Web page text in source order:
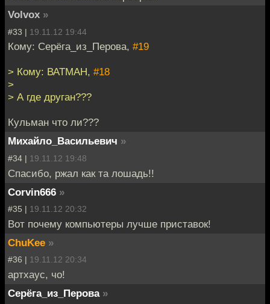
Volvox »
#33 | 19.11.12 19:44
Кому: Серёга_из_Перова, #19
> Кому: ВАТМАН, #18
>
> А где друган???
Кульман что ли???
Михайло_Васильевич »
#34 | 19.11.12 19:48
Спасибо, ржал как та лошадь!!
Corvin666 »
#35 | 19.11.12 20:32
Вот почему компьютеры лучше приставок!
ChuKee »
#36 | 19.11.12 20:34
артхаус, чо!
Серёга_из_Перова »